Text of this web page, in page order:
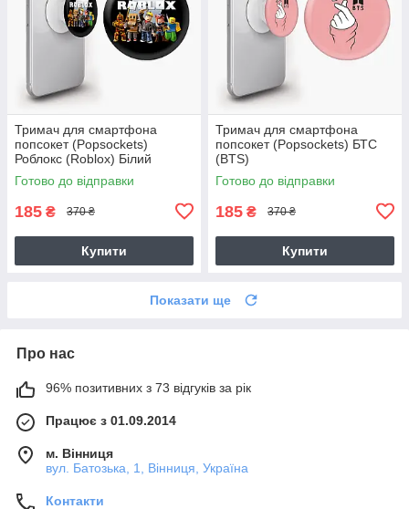
Тримач для смартфона
попсокет (Popsockets)
Роблокс (Roblox) Білий
Готово до відправки
185 ₴ 370 ₴
Купити
Тримач для смартфона
попсокет (Popsockets) БТС
(BTS)
Готово до відправки
185 ₴ 370 ₴
Купити
Показати ще
Про нас
96% позитивних з 73 відгуків за рік
Працює з 01.09.2014
м. Вінниця
вул. Батозька, 1, Вінниця, Україна
Контакти